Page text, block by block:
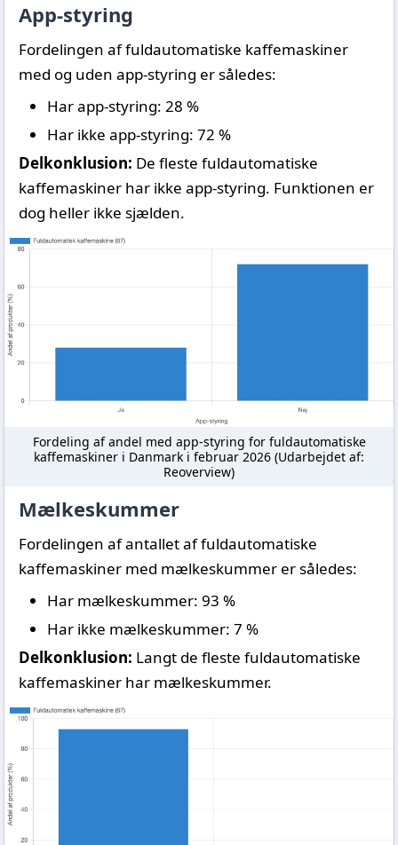
App-styring
Fordelingen af fuldautomatiske kaffemaskiner
med og uden app-styring er således:
Har app-styring: 28 %
Har ikke app-styring: 72 %
Delkonklusion: De fleste fuldautomatiske
kaffemaskiner har ikke app-styring. Funktionen er
dog heller ikke sjælden.
Fordeling af andel med app-styring for fuldautomatiske
kaffemaskiner i Danmark i februar 2026 (Udarbejdet af:
Reoverview)
Mælkeskummer
Fordelingen af antallet af fuldautomatiske
kaffemaskiner med mælkeskummer er således:
Har mælkeskummer: 93 %
Har ikke mælkeskummer: 7 %
Delkonklusion: Langt de fleste fuldautomatiske
kaffemaskiner har mælkeskummer.